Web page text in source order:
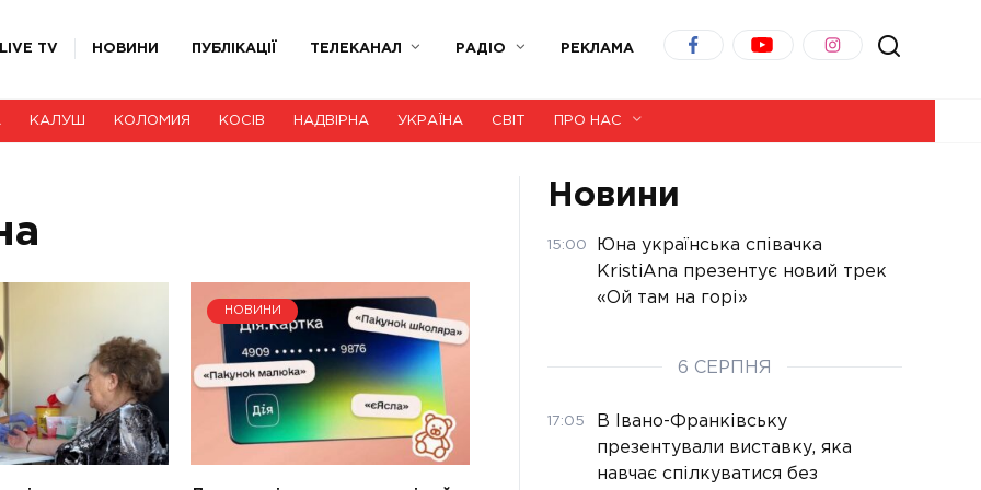
LIVE TV НОВИНИ ПУБЛІКАЦІЇ ТЕЛЕКАНАЛ РАДІО РЕКЛАМА
КАЛУШ КОЛОМИЯ КОСІВ НАДВІРНА УКРАЇНА СВІТ ПРО НАС
НОВИНИ
Новини
15:00
Юна українська співачка
KristiAna презентує новий трек
«Ой там на горі»
6 СЕРПНЯ
17:05
В Івано-Франківську
презентували виставку, яка
навчає спілкуватися без